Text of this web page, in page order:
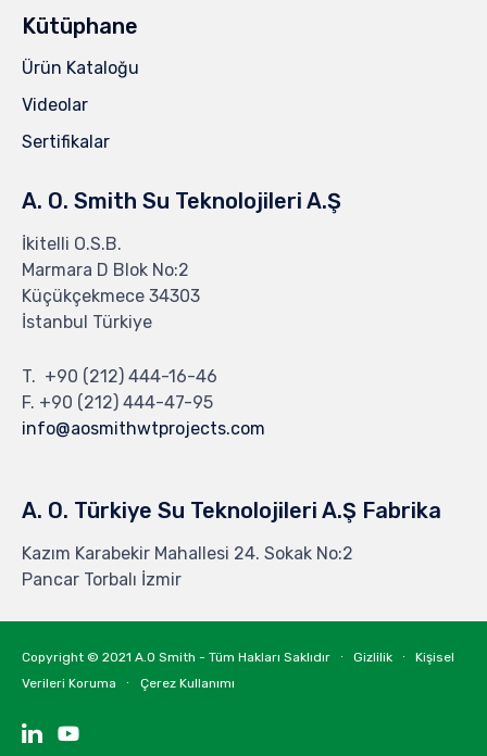
Kütüphane
Ürün Kataloğu
Videolar
Sertifikalar
A. O. Smith Su Teknolojileri A.Ş
İkitelli O.S.B.
Marmara D Blok No:2
Küçükçekmece 34303
İstanbul Türkiye
T. +90 (212) 444-16-46
F. +90 (212) 444-47-95
info@aosmithwtprojects.com
A. O. Türkiye Su Teknolojileri A.Ş Fabrika
Kazım Karabekir Mahallesi 24. Sokak No:2
Pancar Torbalı İzmir
Copyright © 2021 A.O Smith - Tüm Hakları Saklıdır ∙ Gizlilik ∙ Kişisel
Verileri Koruma ∙ Çerez Kullanımı